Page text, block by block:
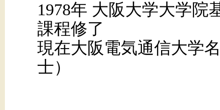
1978年 大阪大学大学院
課程修了
現在大阪電気通信大学
士）